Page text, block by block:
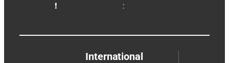
!
:
International